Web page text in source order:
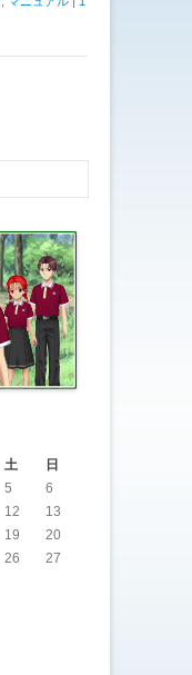
土
日
5
6
12
13
19
20
26
27